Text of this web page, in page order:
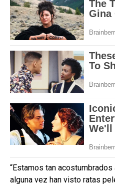
“Estamos tan
alguna vez han visto ratas